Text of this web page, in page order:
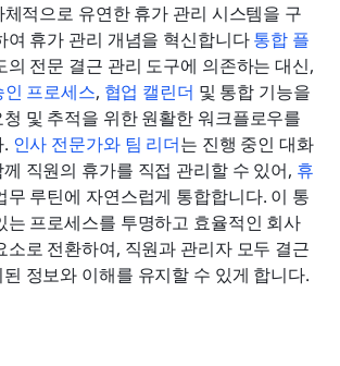
적으로 유연한 휴가 관리 시스템을 구
여 휴가 관리 개념을 혁신합니다 통합 플
의 전문 결근 관리 도구에 의존하는 대신,
인 프로세스, 협업 캘린더 및 통합 기능을
및 추적을 위한 원활한 워크플로우를
인사 전문가와 팀 리더는 진행 중인 대화
직원의 휴가를 직접 관리할 수 있어, 휴
무 루틴에 자연스럽게 통합합니다. 이 통
는 프로세스를 투명하고 효율적인 회사
소로 전환하여, 직원과 관리자 모두 결근
정보와 이해를 유지할 수 있게 합니다.